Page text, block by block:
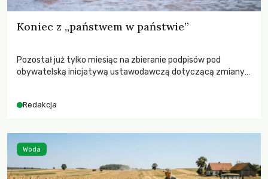
Koniec z „państwem w państwie”
Pozostał już tylko miesiąc na zbieranie podpisów pod
obywatelską inicjatywą ustawodawczą dotyczącą zmiany
niezwykle korzystne rozwiązania dla przyrody i zwierząt,
funkcjonowania łowiectwa w Polsce.
Redakcja
Woda